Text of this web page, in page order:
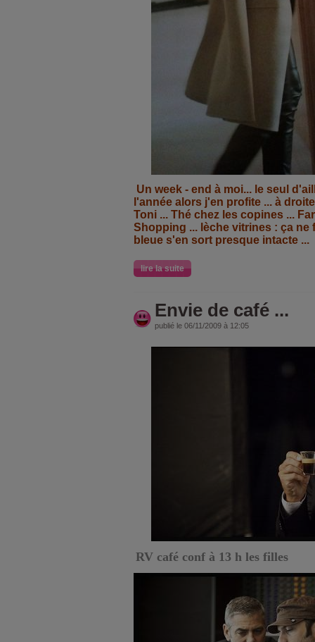
Un week - end à moi... le seul
l'année alors j'en profite ... à
Toni ... Thé chez les copines ...
Shopping ... lèche vitrines : ça ne
bleue s'en sort presque intacte ...
lire la suite
Envie de café ...
publié le 06/11/2009 à 12:05
RV café conf à 13 h les filles